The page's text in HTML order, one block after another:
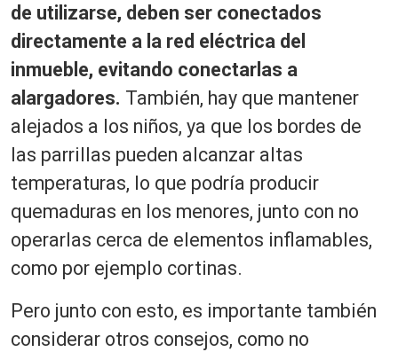
de utilizarse, deben ser conectados
directamente a la red eléctrica del
inmueble, evitando conectarlas a
alargadores. También, hay que mantener
alejados a los niños, ya que los bordes de
las parrillas pueden alcanzar altas
temperaturas, lo que podría producir
quemaduras en los menores, junto con no
operarlas cerca de elementos inflamables,
como por ejemplo cortinas.
Pero junto con esto, es importante también
considerar otros consejos, como no